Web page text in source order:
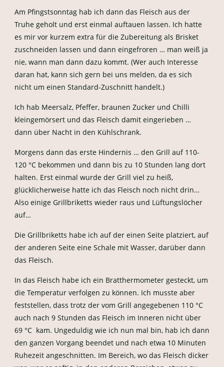
Am Pfingstsonntag hab ich dann das Fleisch aus der
Truhe geholt und erst einmal auftauen lassen. Ich hatte
es mir vor kurzem extra für die Zubereitung als Brisket
zuschneiden lassen und dann eingefroren … man weiß ja
nie, wann man dann dazu kommt. (Wer auch Interesse
daran hat, kann sich gern bei uns melden, da es sich
nicht um einen Standard-Zuschnitt handelt.)
Ich hab Meersalz, Pfeffer, braunen Zucker und Chilli
kleingemörsert und das Fleisch damit eingerieben …
dann über Nacht in den Kühlschrank.
Morgens dann das erste Hindernis … den Grill auf 110-
120 °C bekommen und dann bis zu 10 Stunden lang dort
halten. Erst einmal wurde der Grill viel zu heiß,
glücklicherweise hatte ich das Fleisch noch nicht drin…
Also einige Grillbriketts wieder raus und Lüftungslöcher
auf…
Die Grillbriketts habe ich auf der einen Seite platziert, auf
der anderen Seite eine Schale mit Wasser, darüber dann
das Fleisch.
In das Fleisch habe ich ein Bratthermometer gesteckt, um
die Temperatur verfolgen zu können. Ich musste aber
feststellen, dass trotz der vom Grill angegebenen 110 °C
auch nach 9 Stunden das Fleisch im Inneren nicht über
69 °C kam. Ungeduldig wie ich nun mal bin, hab ich dann
den ganzen Vorgang beendet und nach etwa 10 Minuten
Ruhezeit angeschnitten. Im Bereich, wo das Fleisch dicker